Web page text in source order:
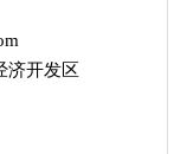
开发区